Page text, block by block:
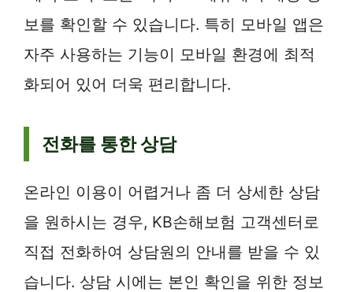
보를 확인할 수 있습니다. 특히 모바일 앱은
자주 사용하는 기능이 모바일 환경에 최적
화되어 있어 더욱 편리합니다.
전화를 통한 상담
온라인 이용이 어렵거나 좀 더 상세한 상담
을 원하시는 경우, KB손해보험 고객센터로
직접 전화하여 상담원의 안내를 받을 수 있
습니다. 상담 시에는 본인 확인을 위한 정보